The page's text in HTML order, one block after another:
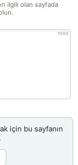
ilgili olan sayfada
1000
için bu sayfanın